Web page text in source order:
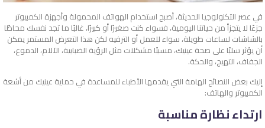
في عصر التكنولوجيا الحديثة، أصبح استخدام الهواتف المحمولة وأجهزة الكمبيوتر
جزءًا لا يتجزأ من حياتنا اليومية، فسواء كنت صغيرًا أو كبيرًا، غالبًا ما تجد نفسك محاطًا
بالشاشات لساعات طويلة، سواء للعمل أو الترفيه لكن هذا التعرض المستمر يمكن
أن يؤثر سلبًا على صحة عينيك، مسببًا مشكلات مثل الرؤية الضبابية، الآلام، الدموع،
الجفاف، التهيج، والحكة.
إليك بعض النصائح الهامة التي يقدمها الأطباء للمساعدة في حماية عينيك من أشعة
الكمبيوتر والهاتف:
ارتداء نظارة مناسبة